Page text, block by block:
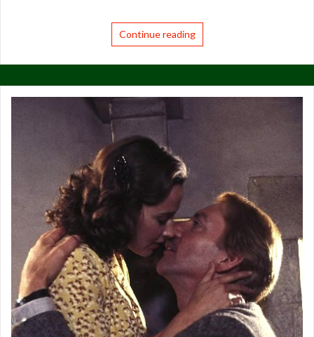
Continue reading